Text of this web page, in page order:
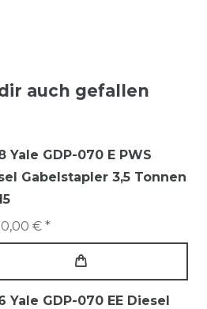
auch gefallen
Yale GDP-070 E PWS
Gabelstapler 3,5 Tonnen
€ *
Yale GDP-070 EE Diesel